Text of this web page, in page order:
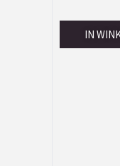
IN